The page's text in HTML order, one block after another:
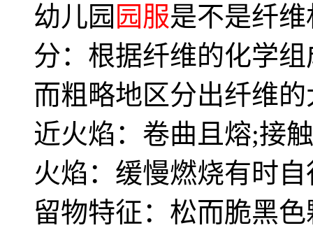
幼儿园 园服是不是纤
分：根据纤维的化学
而粗略地区分出纤维
近火焰：卷曲且熔;接
火焰：缓慢燃烧有时
留物特征：松而脆黑